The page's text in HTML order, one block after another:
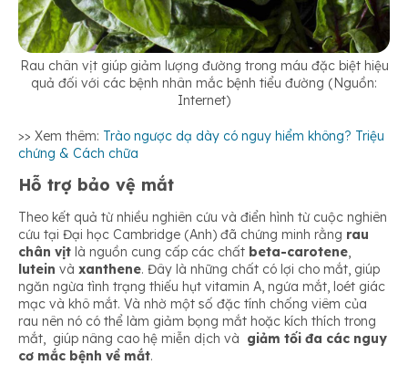
Rau chân vịt giúp giảm lượng đường trong máu đặc biệt hiệu
quả đối với các bệnh nhân mắc bệnh tiểu đường (Nguồn:
Internet)
>> Xem thêm: Trào ngược dạ dày có nguy hiểm không? Triệu
chứng & Cách chữa
Hỗ trợ bảo vệ mắt
Theo kết quả từ nhiều nghiên cứu và điển hình từ cuộc nghiên
cứu tại Đại học Cambridge (Anh) đã chứng minh rằng rau
chân vịt là nguồn cung cấp các chất beta-carotene,
lutein và xanthene. Đây là những chất có lợi cho mắt, giúp
ngăn ngừa tình trạng thiếu hụt vitamin A, ngứa mắt, loét giác
mạc và khô mắt. Và nhờ một số đặc tính chống viêm của
rau nên nó có thể làm giảm bọng mắt hoặc kích thích trong
mắt, giúp nâng cao hệ miễn dịch và giảm tối đa các nguy
cơ mắc bệnh về mắt.